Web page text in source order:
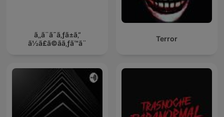
ã‚‚ã¨ã˜ã‚ƒã±ã‚“
ã½ã£ã©ãã‚ƒã™ã¨
Terror